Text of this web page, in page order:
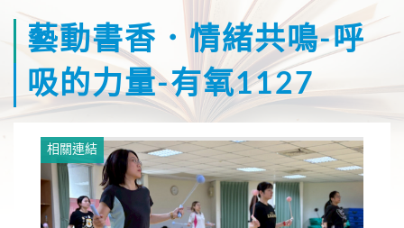
藝動書香．情緒共鳴-呼
吸的力量-有氧1127
相關連結